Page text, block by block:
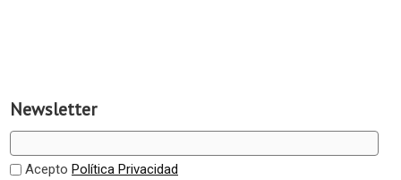
Newsletter
Acepto Política Privacidad